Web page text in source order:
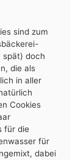
sind zum
spät) doch
die als
in aller
Cookies
für die
für
dabei